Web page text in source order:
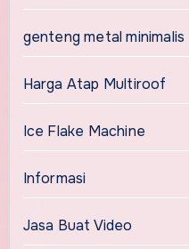
genteng metal minimalis
Harga Atap Multiroof
Ice Flake Machine
Informasi
Jasa Buat Video